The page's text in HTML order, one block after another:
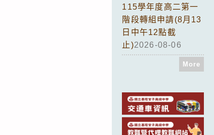
115學年度高二第一
階段轉組申請(8月13
日中午12點截
止)2026-08-06
More